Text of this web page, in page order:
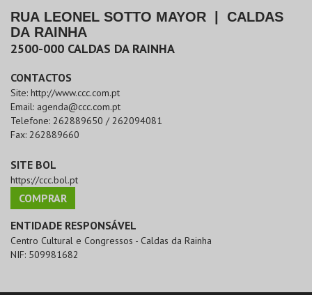
RUA LEONEL SOTTO MAYOR
CALDAS
DA RAINHA
2500-000 CALDAS DA RAINHA
CONTACTOS
Site: http://www.ccc.com.pt
Email: agenda@ccc.com.pt
Telefone: 262889650 / 262094081
Fax: 262889660
SITE BOL
https://ccc.bol.pt
COMPRAR
ENTIDADE RESPONSÁVEL
Centro Cultural e Congressos - Caldas da Rainha
NIF: 509981682